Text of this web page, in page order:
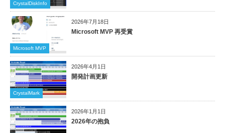
CrystalDiskInfo
2026年7月18日
Microsoft MVP
Microsoft MVP 再受賞
2026年4月1日
CrystalMark
開発計画更新
2026年1月1日
2026年の抱負